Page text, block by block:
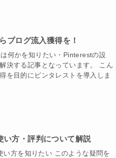
ブログ流入獲得を！
何かを知りたい・Pinterestの設
決する記事となっています。 こん
を目的にピンタレストを導入しま
い方・評判について解説
い方を知りたい このような疑問を